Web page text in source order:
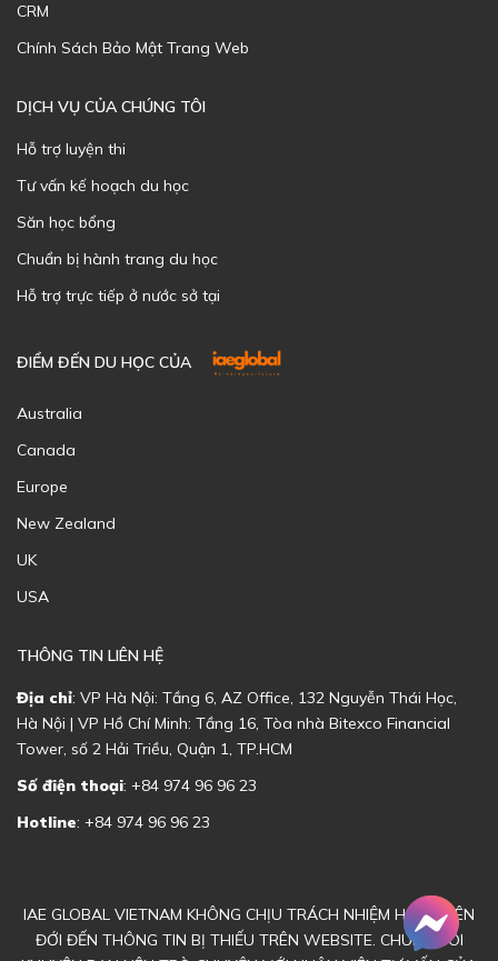
CRM
Chính Sách Bảo Mật Trang Web
DỊCH VỤ CỦA CHÚNG TÔI
Hỗ trợ luyện thi
Tư vấn kế hoạch du học
Săn học bổng
Chuẩn bị hành trang du học
Hỗ trợ trực tiếp ở nước sở tại
ĐIỂM ĐẾN DU HỌC CỦA
Australia
Canada
Europe
New Zealand
UK
USA
THÔNG TIN LIÊN HỆ
Địa chỉ: VP Hà Nội: Tầng 6, AZ Office, 132 Nguyễn Thái Học,
Hà Nội | VP Hồ Chí Minh: Tầng 16, Tòa nhà Bitexco Financial
Tower, số 2 Hải Triều, Quận 1, TP.HCM
Số điện thoại: +84 974 96 96 23
Hotline: +84 974 96 96 23
IAE GLOBAL VIETNAM KHÔNG CHỊU TRÁCH NHIỆM HOẶC LIÊN
ĐỚI ĐẾN THÔNG TIN BỊ THIẾU TRÊN WEBSITE. CHÚNG TÔI